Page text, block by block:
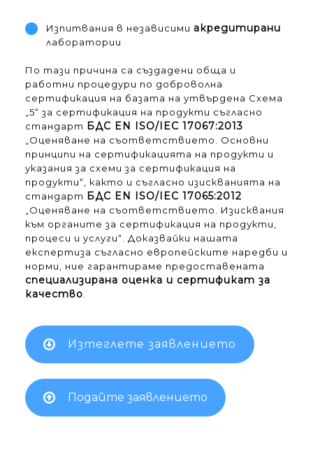
Изпитвания в независими акредитирани
лаборатории
По тази причина са създадени обща и
работни процедури по доброволна
сертификация на базата на утвърдена Схема
„5“ за сертификация на продукти съгласно
стандарт БДС EN ISO/IEC 17067:2013
„Оценяване на съответствието. Основни
принципи на сертификацията на продукти и
указания за схеми за сертификация на
продукти“, както и съгласно изискванията на
стандарт БДС EN ISO/IEC 17065:2012
„Оценяване на съответствието. Изисквания
към органите за сертификация на продукти,
процеси и услуги“. Доказвайки нашата
експертиза съгласно европейските наредби и
норми, ние гарантираме предоставената
специализирана оценка и сертификат за
качество
Изтеглете заявлението
Подайте заявлението